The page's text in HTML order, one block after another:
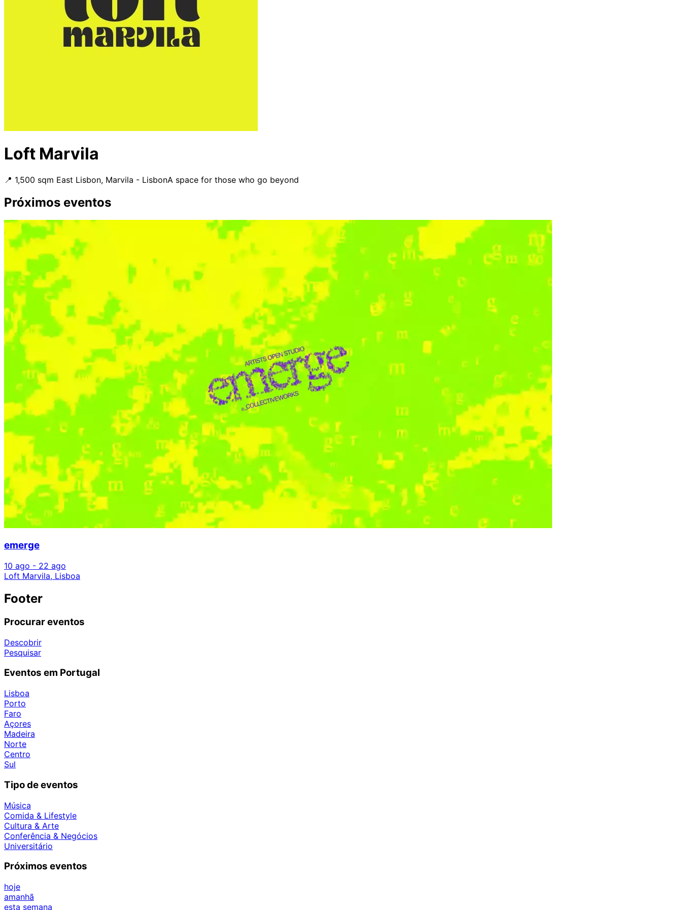
Loft Marvila
📍 1,500 sqm East Lisbon, Marvila - LisbonA space for those who go beyond
Próximos eventos
emerge
10 ago - 22 ago
Loft Marvila, Lisboa
Footer
Procurar eventos
Descobrir
Pesquisar
Eventos em Portugal
Lisboa
Porto
Faro
Açores
Madeira
Norte
Centro
Sul
Tipo de eventos
Música
Comida & Lifestyle
Cultura & Arte
Conferência & Negócios
Universitário
Próximos eventos
hoje
amanhã
esta semana